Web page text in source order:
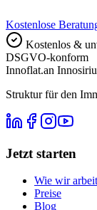
Kostenlose
Kostenlos &
DSGVO-konform
Innoflat.an
Struktur für den
Jetzt starten
Wie wir
Preise
Blog